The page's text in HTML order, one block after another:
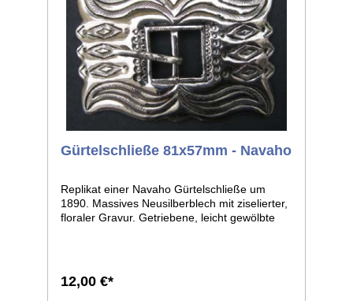
Gürtelschließe 81x57mm - Navaho
Replikat einer Navaho Gürtelschließe um
1890. Massives Neusilberblech mit ziselierter,
floraler Gravur. Getriebene, leicht gewölbte
Maße: ca.81x57mm, lichte Weite ca.18mm.
12,00 €*